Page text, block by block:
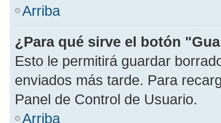
Arriba
¿Para qué sirve el botón
Esto le permitirá guardar
enviados más tarde. Para
Panel de Control de Usuario.
Arriba